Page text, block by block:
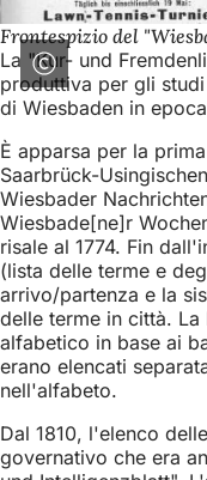
Frontespizio del
La "Kur- und
produttiva per gli
di Wiesbaden in
È apparsa per la
Saarbrück-
Wiesbader
Wiesbade[ne]r
risale al 1774. Fin
(lista delle terme e
arrivo/partenza e la
delle terme in città.
alfabetico in base ai
erano elencati
nell'alfabeto.
Dal 1810, l'elenco
governativo che era